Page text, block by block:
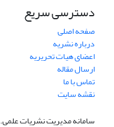
دسترسی سریع
صفحه اصلی
درباره نشریه
اعضای هیات تحریریه
ارسال مقاله
تماس با ما
نقشه سایت
سامانه مدیریت نشریات علمی.